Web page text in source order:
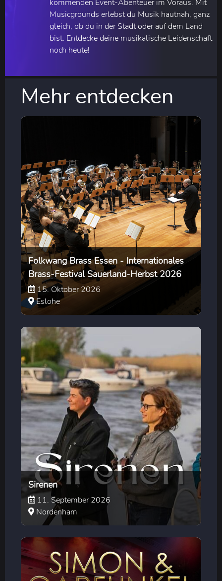
kommenden Event-Abenteuer im Voraus. Mit
Musicgrounds erlebst du Musik hautnah, ganz
gleich, ob du in der Stadt oder auf dem Land
bist. Entdecke deine musikalische Leidenschaft
noch heute!
Mehr entdecken
Folkwang Brass Essen - Internationales
Brass-Festival Sauerland-Herbst 2026
15. Oktober 2026
Eslohe
Sirenen
11. September 2026
Nordenham